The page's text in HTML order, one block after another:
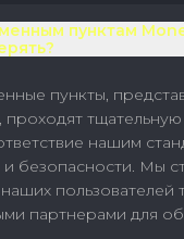
пунктам
пункты,
проходят
нашим
безопасности. Мы
пользователей
партнерами для